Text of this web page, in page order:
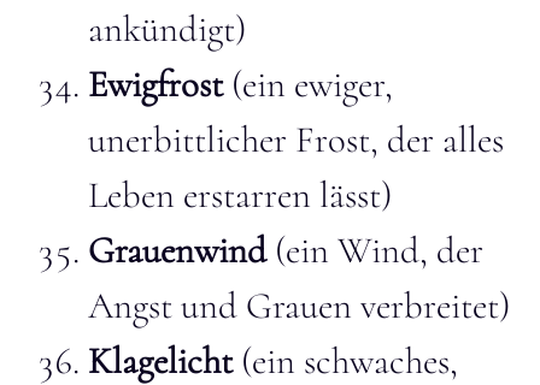
ankündigt)
Ewigfrost(ein ewiger,
unerbittlicher Frost, der alles
Leben erstarren lässt)
Grauenwind(ein Wind, der
Angst und Grauen verbreitet)
Klagelicht(ein schwaches,